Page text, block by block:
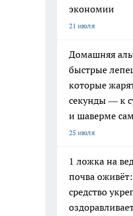
экономии
21 июля
Домашняя
быстрые
которые
секунды — к
и шаверме
25 июля
1 ложка на
почва
средство